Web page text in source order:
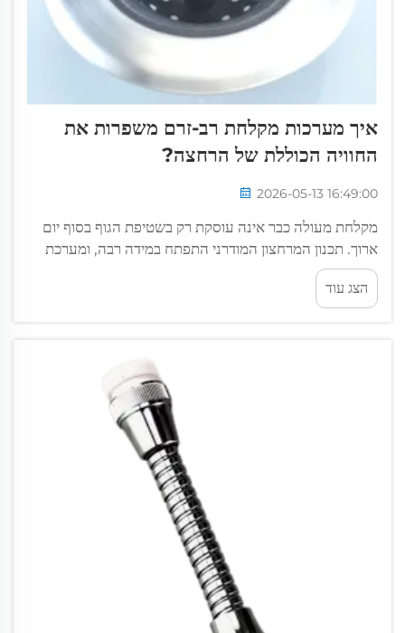
איך מערכות מקלחת רב-זרם משפרות את
החוויה הכוללת של הרחצה?
2026-05-13 16:49:00
מקלחת מעולה כבר אינה עוסקת רק בשטיפת הגוף בסוף יום
ארוך. תכנון המרחצון המודרני התפתח במידה רבה, ומערכת
המקלחת הרב-זרבוביות עומדת במרכז השינוי הזה. על ידי
שילוב מספר נקודות מסירת מים, א...
הצג עוד